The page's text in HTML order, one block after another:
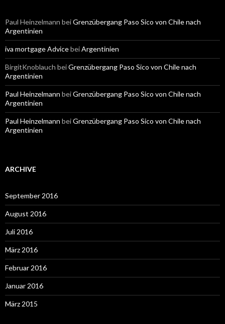
Paul Heinzelmann beiGrenzübergang Paso Sico von Chile nach
Argentinien
iva mortgage AdvicebeiArgentinien
BirgitKnoblauch beiGrenzübergang Paso Sico von Chile nach
Argentinien
Paul Heinzelmann beiGrenzübergang Paso Sico von Chile nach
Argentinien
Paul Heinzelmann beiGrenzübergang Paso Sico von Chile nach
Argentinien
ARCHIVE
September 2016
August 2016
Juli 2016
März 2016
Februar 2016
Januar 2016
März 2015